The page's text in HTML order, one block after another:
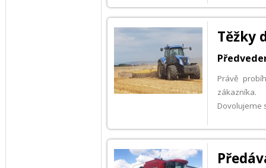
Těžky
Právě
zákazníka.
Dovolujeme